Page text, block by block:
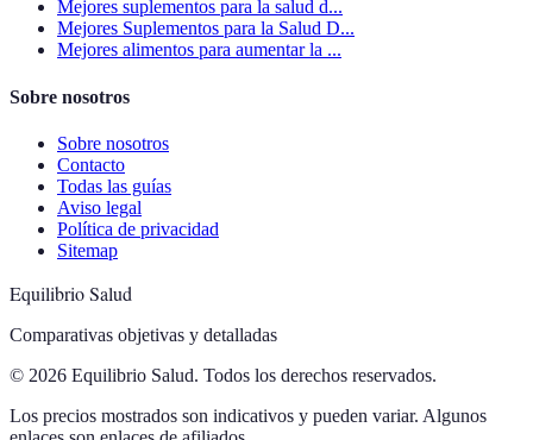
Mejores suplementos para la salud d...
Mejores Suplementos para la Salud D...
Mejores alimentos para aumentar la ...
Sobre nosotros
Sobre nosotros
Contacto
Todas las guías
Aviso legal
Política de privacidad
Sitemap
Equilibrio Salud
Comparativas objetivas y detalladas
© 2026 Equilibrio Salud. Todos los derechos reservados.
Los precios mostrados son indicativos y pueden variar. Algunos